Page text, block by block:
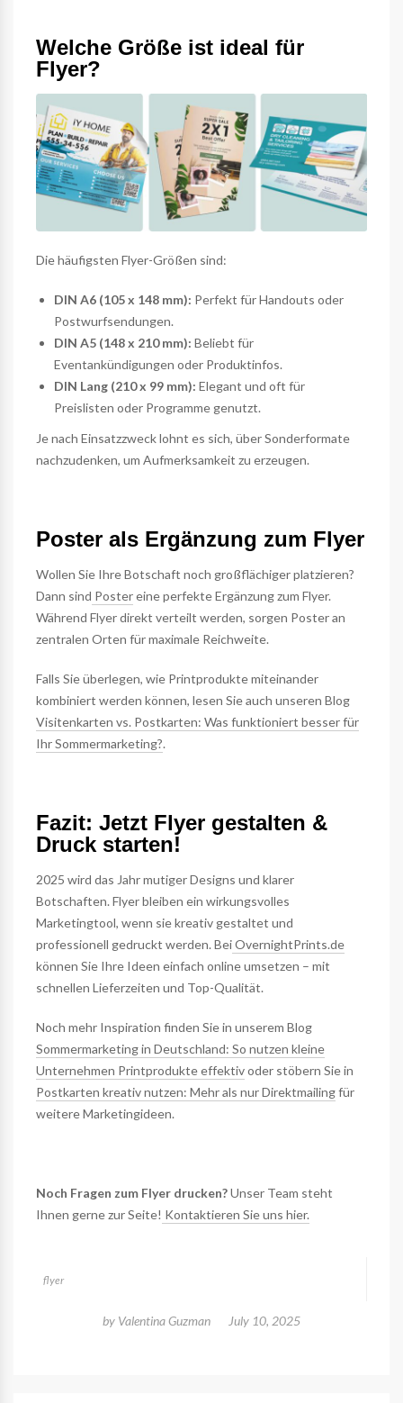
Welche Größe ist ideal für
Flyer?
Die häufigsten Flyer-Größen sind:
DIN A6 (105 x 148 mm): Perfekt für Handouts oder
Postwurfsendungen.
DIN A5 (148 x 210 mm): Beliebt für
Eventankündigungen oder Produktinfos.
DIN Lang (210 x 99 mm): Elegant und oft für
Preislisten oder Programme genutzt.
Je nach Einsatzzweck lohnt es sich, über Sonderformate
nachzudenken, um Aufmerksamkeit zu erzeugen.
Poster als Ergänzung zum Flyer
Wollen Sie Ihre Botschaft noch großflächiger platzieren?
Dann sind Postereine perfekte Ergänzung zum Flyer.
Während Flyer direkt verteilt werden, sorgen Poster an
zentralen Orten für maximale Reichweite.
Falls Sie überlegen, wie Printprodukte miteinander
kombiniert werden können, lesen Sie auch unseren Blog
Visitenkarten vs. Postkarten: Was funktioniert besser für
Ihr Sommermarketing?.
Fazit: Jetzt Flyer gestalten &
Druck starten!
2025 wird das Jahr mutiger Designs und klarer
Botschaften. Flyer bleiben ein wirkungsvolles
Marketingtool, wenn sie kreativ gestaltet und
professionell gedruckt werden. BeiOvernightPrints.de
können Sie Ihre Ideen einfach online umsetzen – mit
schnellen Lieferzeiten und Top-Qualität.
Noch mehr Inspiration finden Sie in unserem Blog
Sommermarketing in Deutschland: So nutzen kleine
Unternehmen Printprodukte effektivoder stöbern Sie in
Postkarten kreativ nutzen: Mehr als nur Direktmailingfür
weitere Marketingideen.
Noch Fragen zum Flyer drucken?Unser Team steht
Ihnen gerne zur Seite! Kontaktieren Sie uns hier.
flyer
by Valentina Guzman July 10, 2025